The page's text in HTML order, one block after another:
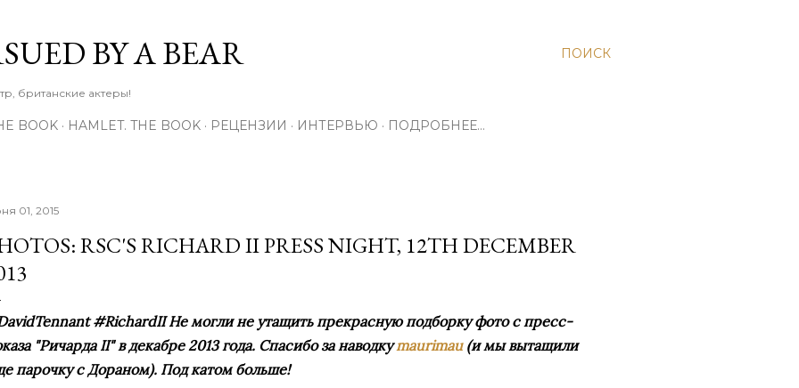
ПОИСК
BY A BEAR
британские актеры!
BOOK HAMLET. THE BOOK РЕЦЕНЗИИ ИНТЕРВЬЮ ПОДРОБНЕЕ…
01, 2015
RSC'S RICHARD II PRESS NIGHT, 12TH DECEMBER
#RichardII Не могли не утащить прекрасную подборку фото с пресс-
"Ричарда II" в декабре 2013 года. Спасибо за наводкуmaurimau(и мы вытащили
парочку с Дораном). Под катом больше!